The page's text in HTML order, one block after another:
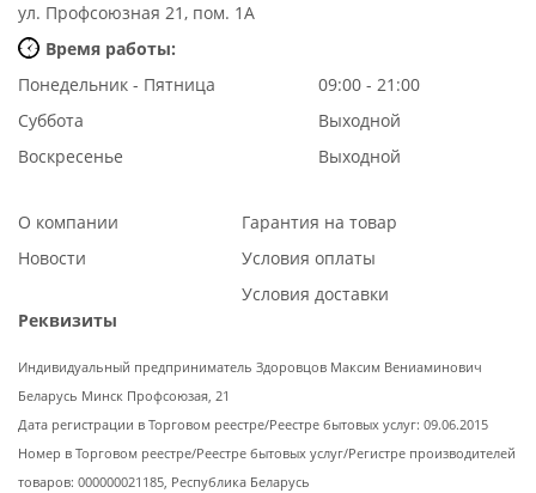
ул. Профсоюзная 21, пом. 1А
Время работы:
Понедельник - Пятница
09:00 - 21:00
Суббота
Выходной
Воскресенье
Выходной
О компании
Новости
Гарантия на товар
Условия оплаты
Условия доставки
Реквизиты
Индивидуальный предприниматель Здоровцов Максим Вениаминович
Беларусь Минск Профсоюзая, 21
Дата регистрации в Торговом реестре/Реестре бытовых услуг: 09.06.2015
Номер в Торговом реестре/Реестре бытовых услуг/Регистре производителей
товаров: 000000021185, Республика Беларусь